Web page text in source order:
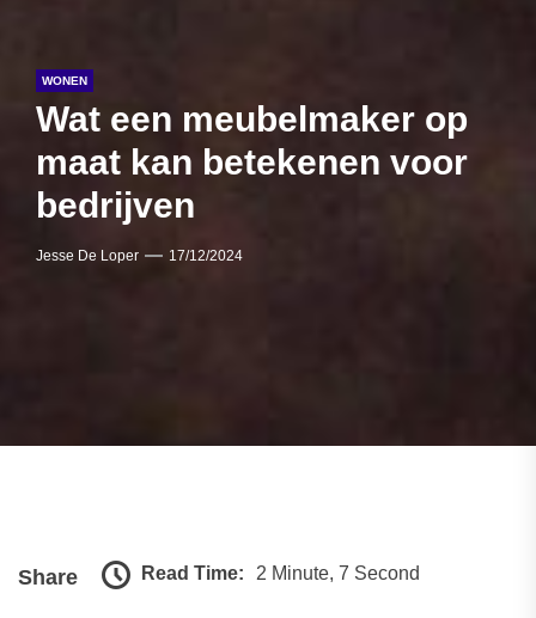
WONEN
Wat een meubelmaker op
maat kan betekenen voor
bedrijven
Jesse De Loper 17/12/2024
Share Read Time: 2 Minute, 7 Second